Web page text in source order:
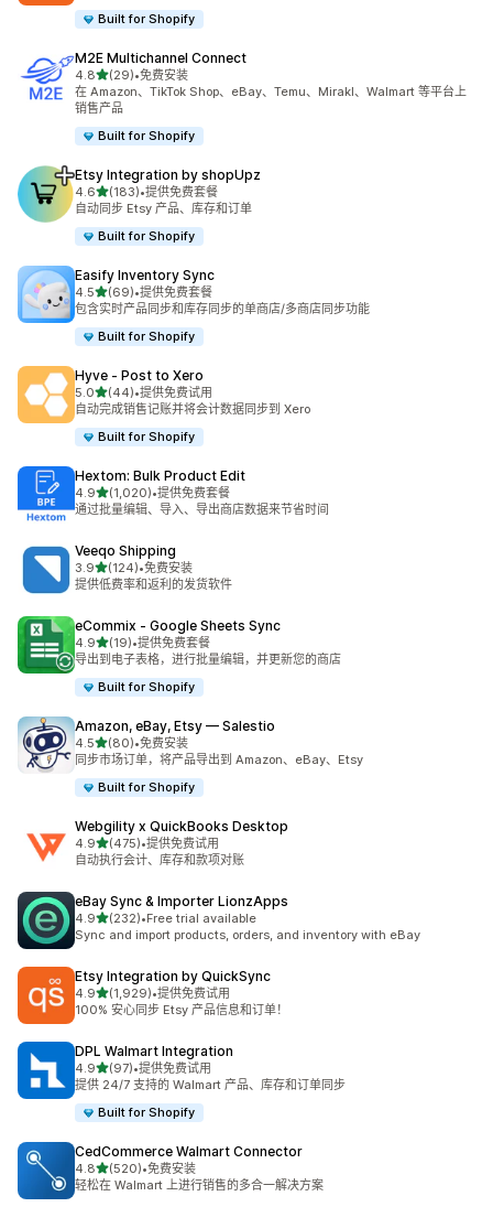
Built for Shopify
M2E Multichannel Connect
4.8星（满分 5 星）
(29)
总共 29 条评论
•免费安装
在 Amazon、TikTok Shop、eBay、Temu、Mirakl、Walmart 等平台上
销售产品
Built for Shopify
Etsy Integration by shopUpz
4.6星（满分 5 星）
(183)
总共 183 条评论
•提供免费套餐
自动同步 Etsy 产品、库存和订单
Built for Shopify
Easify Inventory Sync
4.5星（满分 5 星）
(69)
总共 69 条评论
•提供免费套餐
包含实时产品同步和库存同步的单商店/多商店同步功能
Built for Shopify
Hyve ‑ Post to Xero
5.0星（满分 5 星）
(44)
总共 44 条评论
•提供免费试用
自动完成销售记账并将会计数据同步到 Xero
Built for Shopify
Hextom: Bulk Product Edit
4.9星（满分 5 星）
(1,020)
总共 1020 条评论
•提供免费套餐
通过批量编辑、导入、导出商店数据来节省时间
Veeqo Shipping
3.9星（满分 5 星）
(124)
总共 124 条评论
•免费安装
提供低费率和返利的发货软件
eCommix ‑ Google Sheets Sync
4.9星（满分 5 星）
(19)
总共 19 条评论
•提供免费套餐
导出到电子表格，进行批量编辑，并更新您的商店
Built for Shopify
Amazon, eBay, Etsy — Salestio
4.5星（满分 5 星）
(80)
总共 80 条评论
•免费安装
同步市场订单，将产品导出到 Amazon、eBay、Etsy
Built for Shopify
Webgility x QuickBooks Desktop
4.9星（满分 5 星）
(475)
总共 475 条评论
•提供免费试用
自动执行会计、库存和款项对账
eBay Sync & Importer LionzApps
4.9星（满分 5 星）
(232)
总共 232 条评论
•Free trial available
Sync and import products, orders, and inventory with eBay
Etsy Integration by QuickSync
4.9星（满分 5 星）
(1,929)
总共 1929 条评论
•提供免费试用
100% 安心同步 Etsy 产品信息和订单！
DPL Walmart Integration
4.9星（满分 5 星）
(97)
总共 97 条评论
•提供免费试用
提供 24/7 支持的 Walmart 产品、库存和订单同步
Built for Shopify
CedCommerce Walmart Connector
4.8星（满分 5 星）
(520)
总共 520 条评论
•免费安装
轻松在 Walmart 上进行销售的多合一解决方案